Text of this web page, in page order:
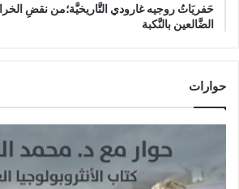
حَفريَاتُ روجيه غارودي التَّاريخيَّة؛من نقضِ
الضَّالعين بالنَّكبة
حوارات